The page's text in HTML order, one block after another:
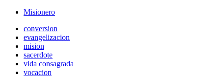
Misionero
conversion
evangelizacion
mision
sacerdote
vida consagrada
vocacion